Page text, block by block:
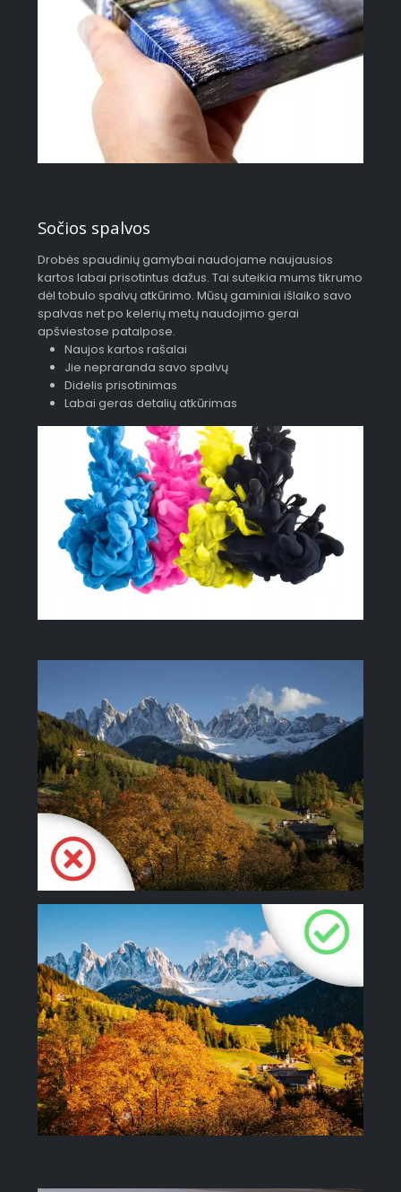
Sočios spalvos
Drobės spaudinių gamybai naudojame naujausios
kartos labai prisotintus dažus. Tai suteikia mums tikrumo
dėl tobulo spalvų atkūrimo. Mūsų gaminiai išlaiko savo
spalvas net po kelerių metų naudojimo gerai
apšviestose patalpose.
Naujos kartos rašalai
Jie nepraranda savo spalvų
Didelis prisotinimas
Labai geras detalių atkūrimas